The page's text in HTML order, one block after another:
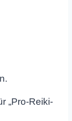
„Pro-Reiki-